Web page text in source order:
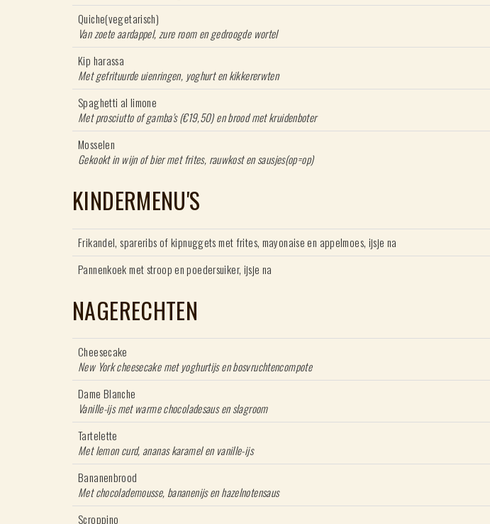
Quiche(vegetarisch)
Van zoete aardappel, zure room en gedroogde wortel
Kip harassa
Met gefrituurde uienringen, yoghurt en kikkererwten
Spaghetti al limone
Met prosciutto of gamba's (€19,50) en brood met kruidenboter
Mosselen
Gekookt in wijn of bier met frites, rauwkost en sausjes(op=op)
KINDERMENU'S
Frikandel, spareribs of kipnuggets met frites, mayonaise en appelmoes, ijsje na
Pannenkoek met stroop en poedersuiker, ijsje na
NAGERECHTEN
Cheesecake
New York cheesecake met yoghurtijs en bosvruchtencompote
Dame Blanche
Vanille-ijs met warme chocoladesaus en slagroom
Tartelette
Met lemon curd, ananas karamel en vanille-ijs
Bananenbrood
Met chocolademousse, bananenijs en hazelnotensaus
Scroppino